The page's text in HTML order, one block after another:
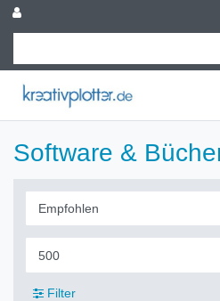
Software &
Filter